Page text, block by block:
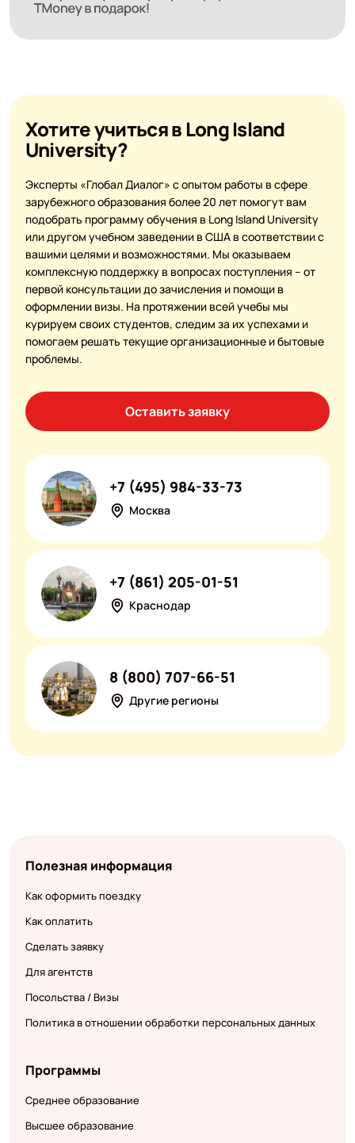
Хотите учиться в Long Island
University?
Эксперты «Глобал Диалог» с опытом работы в сфере
зарубежного образования более 20 лет помогут вам
подобрать программу обучения в Long Island University
или другом учебном заведении в США в соответствии с
вашими целями и возможностями. Мы оказываем
комплексную поддержку в вопросах поступления – от
первой консультации до зачисления и помощи в
оформлении визы. На протяжении всей учебы мы
курируем своих студентов, следим за их успехами и
помогаем решать текущие организационные и бытовые
проблемы.
Оставить заявку
Москва
+7 (495) 984-33-73
Краснодар
+7 (861) 205-01-51
Другие регионы
8 (800) 707-66-51
Полезная информация
Как оформить поездку
Как оплатить
Сделать заявку
Для агентств
Посольства / Визы
Политика в отношении обработки персональных данных
Программы
Среднее образование
Высшее образование